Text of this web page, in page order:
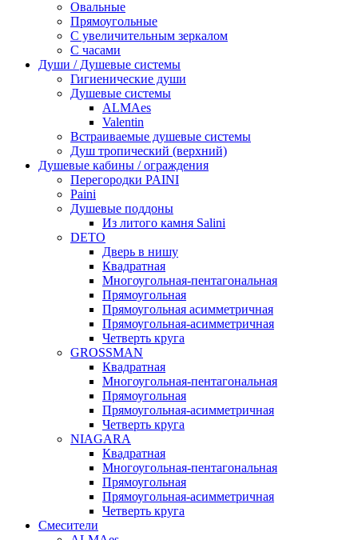
Овальные
Прямоугольные
С увеличительным зеркалом
С часами
Души / Душевые системы
Гигиенические души
Душевые системы
ALMAes
Valentin
Встраиваемые душевые системы
Душ тропический (верхний)
Душевые кабины / ограждения
Перегородки PAINI
Paini
Душевые поддоны
Из литого камня Salini
DETO
Дверь в нишу
Квадратная
Многоугольная-пентагональная
Прямоугольная
Прямоугольная асимметричная
Прямоугольная-асимметричная
Четверть круга
GROSSMAN
Квадратная
Многоугольная-пентагональная
Прямоугольная
Прямоугольная-асимметричная
Четверть круга
NIAGARA
Квадратная
Многоугольная-пентагональная
Прямоугольная
Прямоугольная-асимметричная
Четверть круга
Смесители